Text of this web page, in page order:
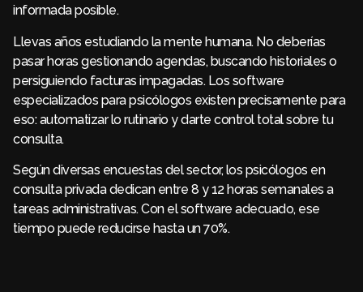
informada posible.
Llevas años estudiando la mente humana. No deberías
pasar horas gestionando agendas, buscando historiales o
persiguiendo facturas impagadas. Los software
especializados para psicólogos existen precisamente para
eso: automatizar lo rutinario y darte control total sobre tu
consulta.
Según diversas encuestas del sector, los psicólogos en
consulta privada dedican entre 8 y 12 horas semanales a
tareas administrativas. Con el software adecuado, ese
tiempo puede reducirse hasta un 70%.